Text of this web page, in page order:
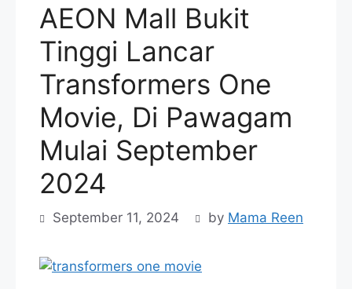
AEON Mall Bukit
Tinggi Lancar
Transformers One
Movie, Di Pawagam
Mulai September
2024
September 11, 2024 by Mama Reen